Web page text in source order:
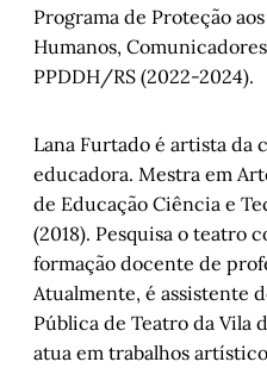
Programa de Proteção
Humanos,
PPDDH/RS (2022-2024).
Lana Furtado é artista da
educadora. Mestra em
de Educação Ciência e
(2018). Pesquisa o teatro
formação docente de
Atualmente, é assistente
Pública de Teatro da Vila
atua em trabalhos